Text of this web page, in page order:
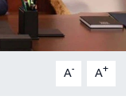
A- A+